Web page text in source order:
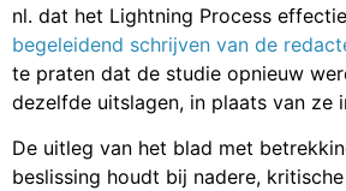
nl. dat het Lightning Process
begeleidend schrijven van de
te praten dat de studie opnieuw
dezelfde uitslagen, in plaats van ze
De uitleg van het blad met
beslissing houdt bij nadere,